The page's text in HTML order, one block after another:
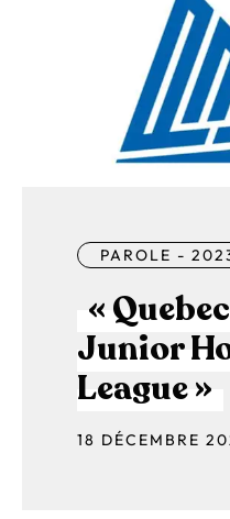
PAROLE -
«
Junior
League »
18 DÉCEMBRE